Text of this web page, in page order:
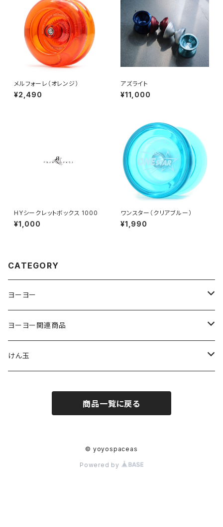
メルフォーレ（オレンジ）
¥2,490
アズライト
¥11,000
HYシークレットボックス 1000
¥1,000
ワンスター（クリアブルー）
¥1,990
CATEGORY
ヨーヨー
ジャパンテクノロジー
サムシング
ヨーヨーファクトリー
ヨーヨー関連商品
ストリング
けん玉
商品一覧に戻る
© yoyospaceas
Powered by